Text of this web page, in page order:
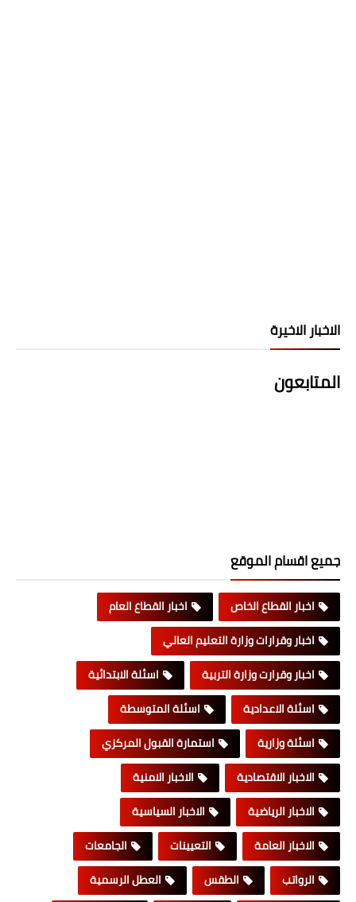
الاخبار الاخيرة
المتابعون
جميع اقسام الموقع
اخبار القطاع الخاص
اخبار القطاع العام
اخبار وقرارات وزارة التعليم العالي
اخبار وقرارت وزارة التربية
اسئلة الابتدائية
اسئلة الاعدادية
اسئلة المتوسطة
اسئلة وزارية
استمارة القبول المركزي
الاخبار الاقتصادية
الاخبار الامنية
الاخبار الرياضية
الاخبار السياسية
الاخبار العامة
التعيينات
الجامعات
الرواتب
الطقس
العطل الرسمية